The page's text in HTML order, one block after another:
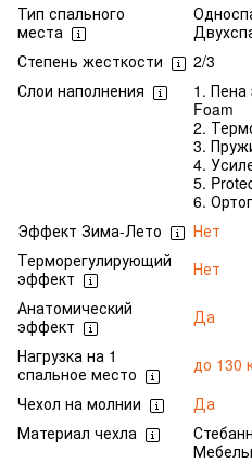
Тип спального
места
Степень жесткости
2/3
Слои наполнения
1.
Foam
2.
3.
4.
5.
6.
Эффект Зима-Лето
Нет
Терморегулирующий
эффект
Нет
Анатомический
эффект
Да
Нагрузка на 1
спальное место
до 130
Чехол на молнии
Да
Материал чехла